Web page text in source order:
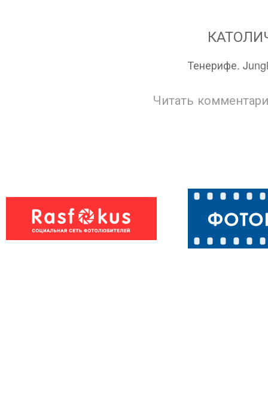
Тенерифе.
Читать